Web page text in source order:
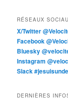
RÉSEAUX
X/Twitter
Facebook
Bluesky
Instagram
Slack
DERNIÈRES